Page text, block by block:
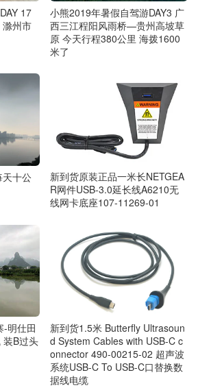
17
州市
小熊2019年暑假自驾游DAY3 广
西三江程阳风雨桥—贵州高坡草
原 今天行程380公里 海拨1600
米了
天十公
新到货原装正品一米长NETGEA
R网件USB-3.0延长线A6210无
线网卡底座107-11269-01
-明仕田
装B过头
新到货1.5米 Butterfly Ultrasoun
d System Cables with USB-C c
onnector 490-00215-02 超声波
系统USB-C To USB-C口替换数
据线电缆